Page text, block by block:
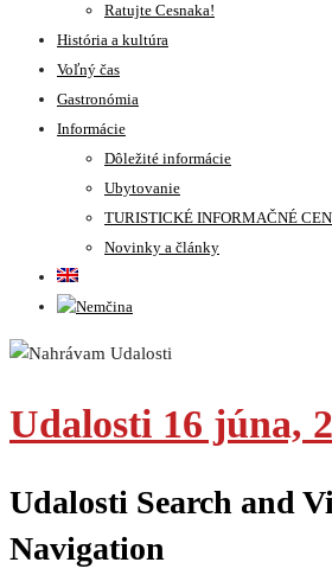
Ratujte Cesnaka!
História a kultúra
Voľný čas
Gastronómia
Informácie
Dôležité informácie
Ubytovanie
TURISTICKÉ INFORMAČNÉ
Novinky a články
Udalosti 16 júna,
Udalosti Search and
Navigation